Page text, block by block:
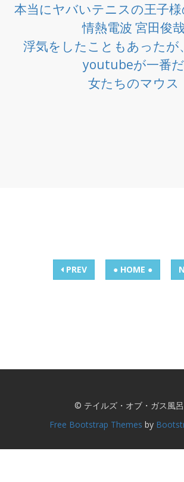
本当にヤバいテニスの王子
情熱電波 宮田俊哉
浮気をしたこともあったが
youtubeが一番だ
女たちのマウス
PREV ● HOME ●
© テイルズ・オブ・ガス風
Free Bootstrap Themes by